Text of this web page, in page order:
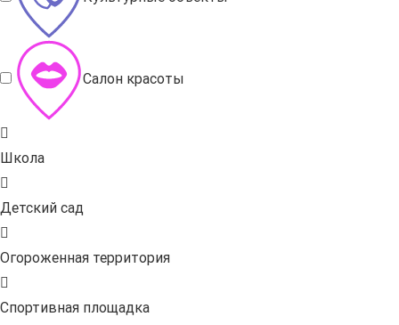
Салон красоты
Школа
Детский сад
Огороженная территория
Спортивная площадка